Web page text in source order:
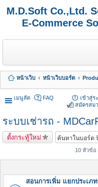
M.D.Soft Co.,Ltd.
E-Commerce
หน้าเว็บ หน้าเว็บบอร์ด
เมนูลัด
FAQ
เข้าสู่ร
สมัครสม
ระบบเช่ารถ -
ตั้งกระทู้ใหม่
10 หัวข้อ
สอนการเพิ่ม แยกประเภ